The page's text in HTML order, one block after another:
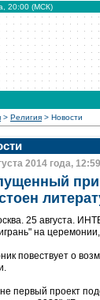
20:00 (МСК)
> Религия > Новости
2014 года, 12:59
при
25 августа.
на
повествует о
первый проект